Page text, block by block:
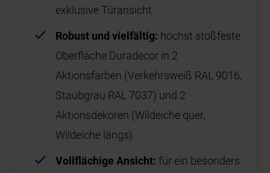
exklusive Türansicht
Robust und vielfältig: höchst stoßfeste
Oberfläche Duradecor in 2
Aktionsfarben (Verkehrsweiß RAL 9016,
Staubgrau RAL 7037) und 2
Aktionsdekoren (Wildeiche quer,
Wildeiche längs)
Vollflächige Ansicht: für ein besonders